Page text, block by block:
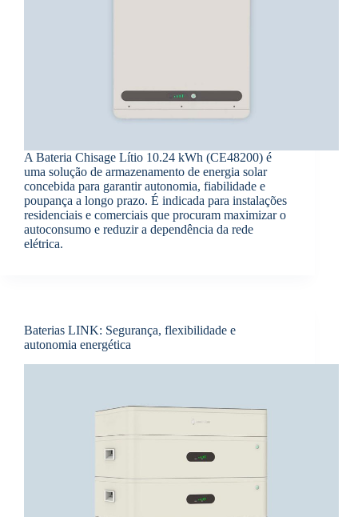
A Bateria Chisage Lítio 10.24 kWh (CE48200) é
uma solução de armazenamento de energia solar
concebida para garantir autonomia, fiabilidade e
poupança a longo prazo. É indicada para instalações
residenciais e comerciais que procuram maximizar o
autoconsumo e reduzir a dependência da rede
elétrica.
Baterias LINK: Segurança, flexibilidade e
autonomia energética